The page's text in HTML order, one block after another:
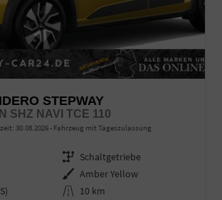
STEPWAY
SHZ NAVI TCE 110
30.08.2026 Fahrzeug mit Tageszulassung
Getriebe Schaltgetriebe
Außenfarbe Amber Yellow
Kilometerstand 10 km